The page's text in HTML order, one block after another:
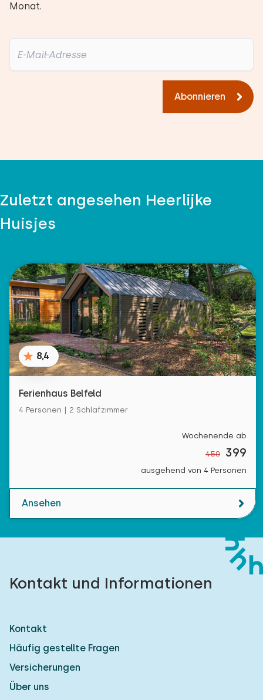
Monat.
Abonnieren
Zuletzt angesehen Heerlijke
Huisjes
8,4
Ferienhaus Belfeld
4 Personen | 2 Schlafzimmer
Wochenende ab
450 399
ausgehend von 4 Personen
Ansehen
Kontakt und Informationen
Kontakt
Häufig gestellte Fragen
Versicherungen
Über uns